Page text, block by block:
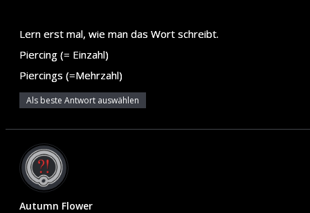
Lern erst mal, wie man das Wort schreibt.
Piercing (= Einzahl)
Piercings (=Mehrzahl)
Als beste Antwort auswählen
Autumn Flower